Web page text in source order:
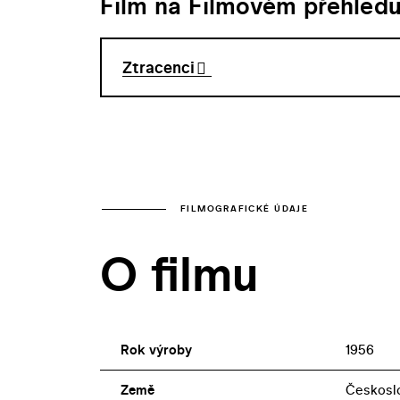
Ztracenci
FILMOGRAFICKÉ ÚDAJE
O filmu
Rok výroby 1956
Země